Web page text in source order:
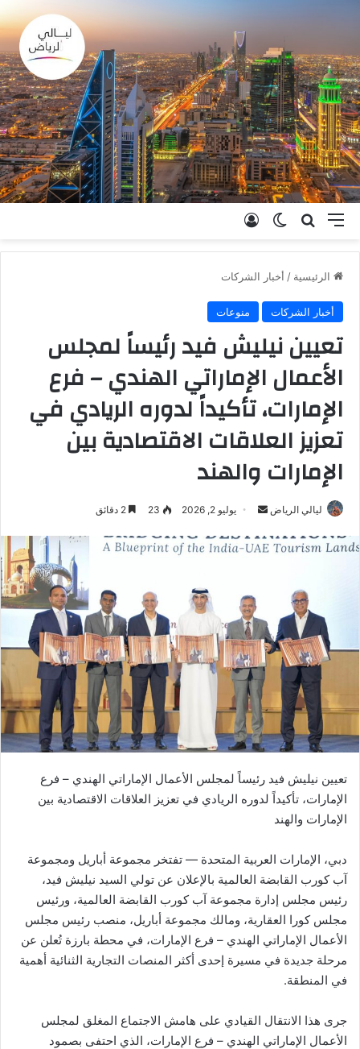
القائمة بحث عنالوضع المظلم
الرئيسية / أخبار الشركات
أخبار الشركات منوعات
تعيين نيليش فيد رئيساً لمجلس
الأعمال الإماراتي الهندي – فرع
الإمارات، تأكيداً لدوره الريادي في
تعزيز العلاقات الاقتصادية بين
الإمارات والهند
ليالي الرياض
س
ر
ي
د
ا
إ
ك
ت
و
ن
يوليو 2, 2026 23
تعيين نيليش فيد رئيساً لمجلس الأعمال الإماراتي الهندي – فرع
الإمارات، تأكيداً لدوره الريادي في تعزيز العلاقات الاقتصادية بين
الإمارات والهند
دبي، الإمارات العربية المتحدة — تفتخر مجموعة أباريل ومجموعة
آب كورب القابضة العالمية بالإعلان عن تولي السيد نيليش فيد،
رئيس مجلس إدارة مجموعة آب كورب القابضة العالمية، ورئيس
مجلس كورا العقارية، ومالك مجموعة أباريل، منصب رئيس مجلس
الأعمال الإماراتي الهندي – فرع الإمارات، في محطة بارزة تُعلن عن
مرحلة جديدة في مسيرة إحدى أكثر المنصات التجارية الثنائية أهمية
في المنطقة.
جرى هذا الانتقال القيادي على هامش الاجتماع المغلق لمجلس
الأعمال الإماراتي الهندي – فرع الإمارات، الذي احتفى بصمود